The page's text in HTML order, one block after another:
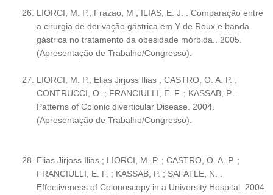
LIORCI, M. P.; Frazao, M ; ILIAS, E. J. . Comparação entre
a cirurgia de derivação gástrica em Y de Roux e banda
gástrica no tratamento da obesidade mórbida.. 2005.
(Apresentação de Trabalho/Congresso).
LIORCI, M. P.; Elias Jirjoss Ilias ; CASTRO, O. A. P. ;
CONTRUCCI, O. ; FRANCIULLI, E. F. ; KASSAB, P. .
Patterns of Colonic diverticular Disease. 2004.
(Apresentação de Trabalho/Congresso).
Elias Jirjoss Ilias ; LIORCI, M. P. ; CASTRO, O. A. P. ;
FRANCIULLI, E. F. ; KASSAB, P. ; SAFATLE, N. .
Effectiveness of Colonoscopy in a University Hospital. 2004.